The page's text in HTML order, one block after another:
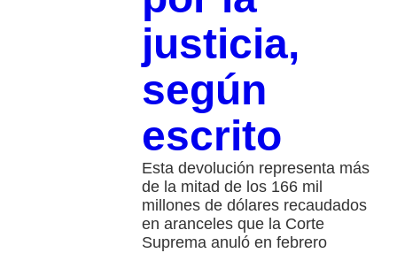
justicia,
según
escrito
Esta devolución representa más
de la mitad de los 166 mil
millones de dólares recaudados
en aranceles que la Corte
Suprema anuló en febrero